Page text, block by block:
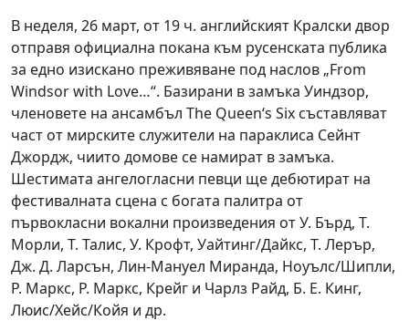
В неделя, 26 март, от 19 ч. английският Кралски двор
отправя официална покана към русенската публика
за едно изискано преживяване под наслов „From
Windsor with Love…“. Базирани в замъка Уиндзор,
членовете на ансамбъл The Queen‘s Six съставляват
част от мирските служители на параклиса Сейнт
Джордж, чиито домове се намират в замъка.
Шестимата ангелогласни певци ще дебютират на
фестивалната сцена с богата палитра от
първокласни вокални произведения от У. Бърд, Т.
Морли, Т. Талис, У. Крофт, Уайтинг/Дайкс, Т. Лерър,
Дж. Д. Ларсън, Лин-Мануел Миранда, Ноуълс/Шипли,
Р. Маркс, Р. Маркс, Крейг и Чарлз Райд, Б. Е. Кинг,
Люис/Хейс/Койя и др.